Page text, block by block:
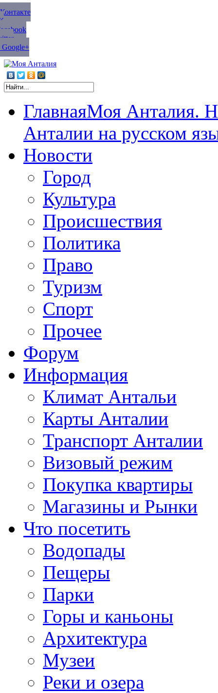
ГлавнаяМоя Анталия.
Анталии на русском
Новости
Город
Культура
Происшествия
Политика
Право
Туризм
Спорт
Прочее
Форум
Информация
Климат Антальи
Карты Анталии
Транспорт Анталии
Визовый режим
Покупка квартиры
Магазины и Рынки
Что посетить
Водопады
Пещеры
Парки
Горы и каньоны
Архитектура
Музеи
Реки и озера